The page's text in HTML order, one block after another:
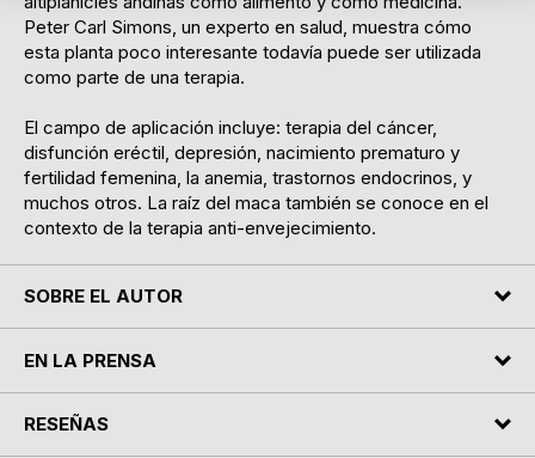
Peter Carl Simons, un experto en salud, muestra cómo
esta planta poco interesante todavía puede ser utilizada
como parte de una terapia.
El campo de aplicación incluye: terapia del cáncer,
disfunción eréctil, depresión, nacimiento prematuro y
fertilidad femenina, la anemia, trastornos endocrinos, y
muchos otros. La raíz del maca también se conoce en el
contexto de la terapia anti-envejecimiento.
SOBRE EL AUTOR
EN LA PRENSA
RESEÑAS